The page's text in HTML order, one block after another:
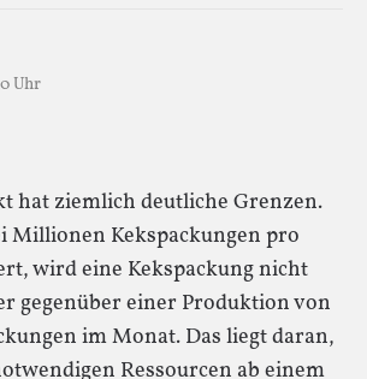
Uhr
hat ziemlich deutliche Grenzen.
Millionen Kekspackungen pro
wird eine Kekspackung nicht
gegenüber einer Produktion von
im Monat. Das liegt daran,
Ressourcen ab einem